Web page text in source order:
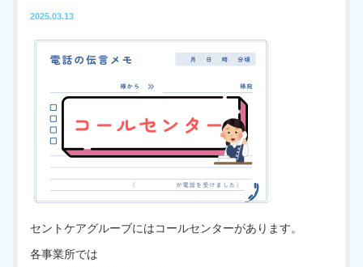
居宅介護支援
デイサービス
グループホーム
小規模多機能型居宅介護
2025.03.13
セントケアグルーブにはコールセンターがあります。
各事業所では